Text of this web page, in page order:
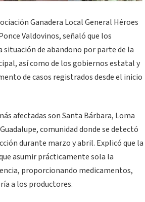
Ganadera Local General Héroes
Valdovinos, señaló que los
situación de abandono por parte de la
así como de los gobiernos estatal y
de casos registrados desde el inicio
afectadas son Santa Bárbara, Loma
comunidad donde se detectó
durante marzo y abril. Explicó que la
asumir prácticamente sola la
proporcionando medicamentos,
a los productores.